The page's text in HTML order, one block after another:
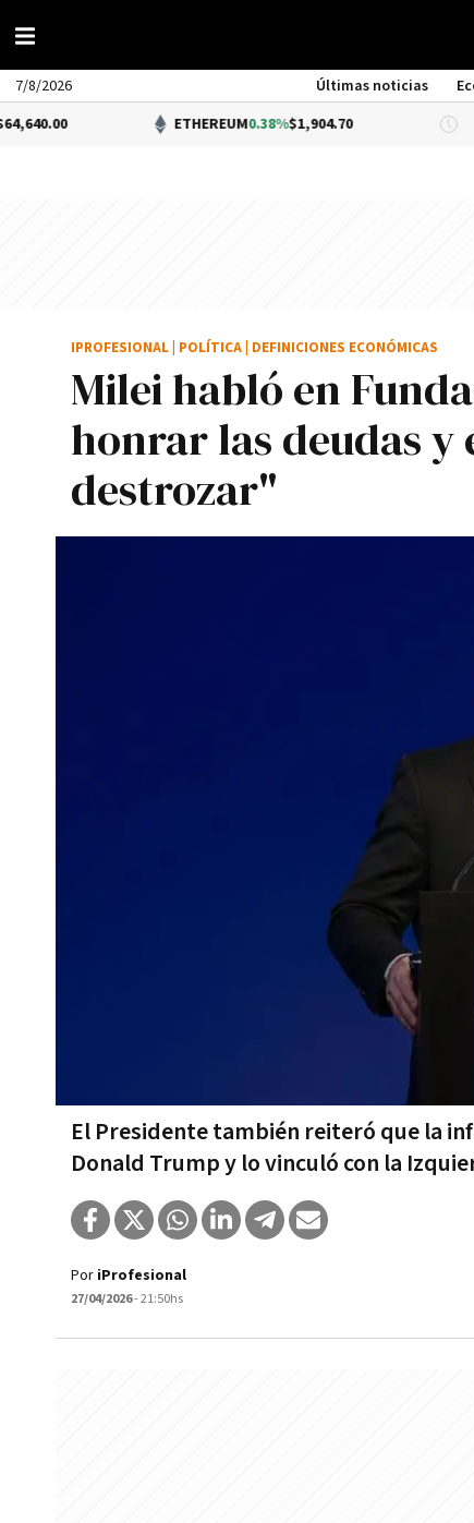
7/8/2026 Últimas noticias
ETHEREUM0.38%$1,904.70
Milei habló en
honrar las deudas y
destrozar"
El Presidente también reiteró que la
Donald Trump y lo vinculó con la
IPROFESIONAL POLÍTICA DEFINICIONES ECONÓMICAS
Por iProfesional
27/04/2026- 21:50hs